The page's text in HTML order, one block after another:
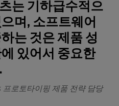
는 기하급수적으
며, 소프트웨어
는 것은 제품 성
있어서 중요한
프로토타이핑 제품 전략 담당